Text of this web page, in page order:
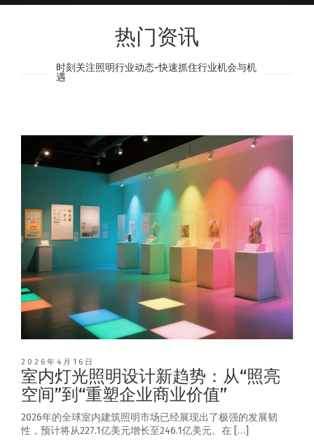
热门资讯
时刻关注照明行业动态-快速抓住行业机会与机
遇
2026年4月16日
室内灯光照明设计新趋势：从“照亮
空间”到“重塑企业商业价值”
2026年的全球室内建筑照明市场已经展现出了极强的发展韧
性，预计将从227.1亿美元增长至246.1亿美元。在 […]